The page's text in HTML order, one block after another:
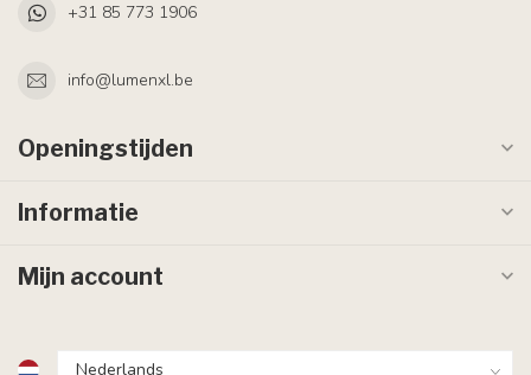
+31 85 773 1906
info@lumenxl.be
Openingstijden
Informatie
Mijn account